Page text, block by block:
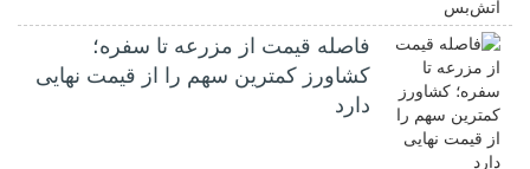
فاصله قیمت از مزرعه تا سفره؛
کشاورز کمترین سهم را از قیمت نهایی
دارد